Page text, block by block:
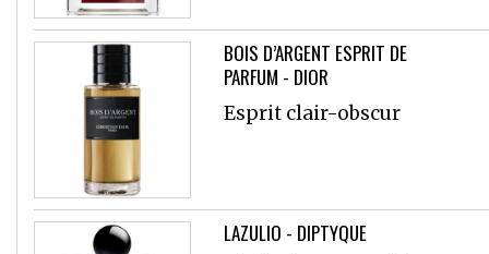
BOIS D’ARGENT ESPRIT DE
PARFUM - DIOR
Esprit clair-obscur
LAZULIO - DIPTYQUE